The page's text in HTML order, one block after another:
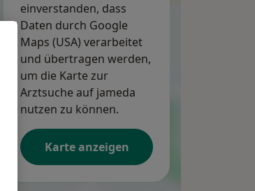
Di,
11 Aug
Mi,
12 Aug
einverstanden, dass
Daten durch Google
Maps (USA) verarbeitet
und übertragen werden,
um die Karte zur
Arztsuche auf jameda
nutzen zu können.
Karte anzeigen